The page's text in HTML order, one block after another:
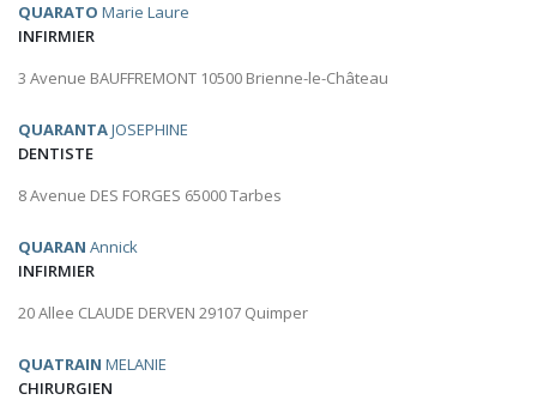
QUARATO Marie Laure
INFIRMIER
3 Avenue BAUFFREMONT 10500 Brienne-le-Château
QUARANTAJOSEPHINE
DENTISTE
8 Avenue DES FORGES 65000 Tarbes
QUARAN Annick
INFIRMIER
20 Allee CLAUDE DERVEN 29107 Quimper
QUATRAIN MELANIE
CHIRURGIEN